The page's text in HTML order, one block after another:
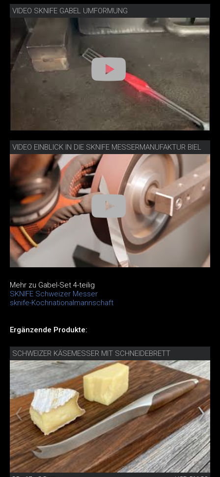
VIDEO SKNIFE GABEL UMFORMUNG
VIDEO EINBLICK IN DIE SKNIFE MESSERMANUFAKTUR BIEL
Mehr zu Gabel-Set 4-teilig
SKNIFE Schweizer Messer
sknife-Kochnationalmannschaft
Ergänzende Produkte:
SCHWEIZER KÄSEMESSER MIT SCHNEIDEBRETT